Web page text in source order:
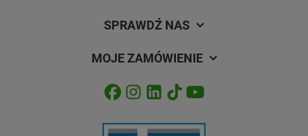
SPRAWDŹ NAS
MOJE ZAMÓWIENIE